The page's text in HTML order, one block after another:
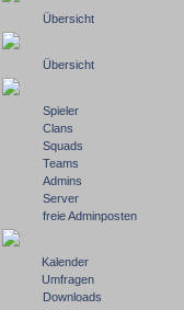
Übersicht
Übersicht
Spieler
Clans
Squads
Teams
Admins
Server
freie Adminposten
Kalender
Umfragen
Downloads